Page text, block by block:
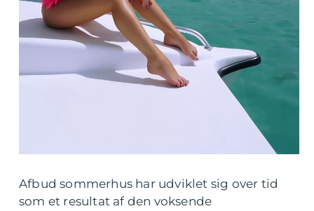
Afbud sommerhus har udviklet sig over tid
som et resultat af den voksende